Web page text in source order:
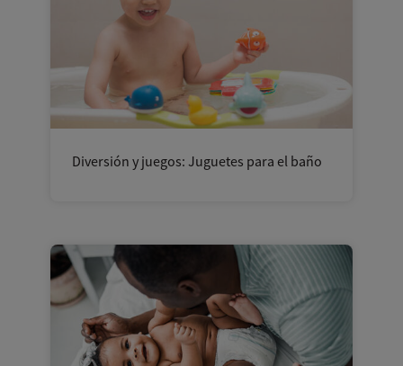
Diversión y juegos: Juguetes para el baño